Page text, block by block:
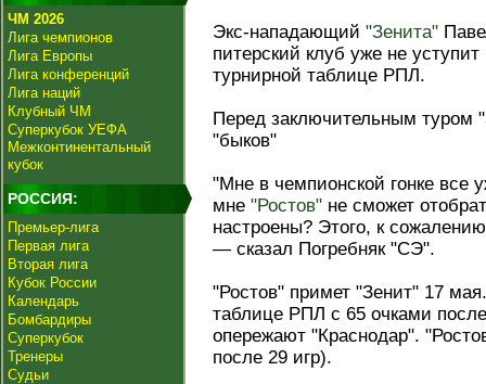
ЧМ 2026
Лига чемпионов
Лига Европы
Лига конференций
Лига наций
Клубный ЧМ
Суперкубок УЕФА
Межконтинентальный
кубок
РОССИЯ:
Премьер-лига
Первая лига
Вторая лига
Кубок России
Календарь
Бомбардиры
Суперкубок
Тренеры
Судьи
Экс-нападающий "Зенита"
питерский клуб уже не
турнирной таблице РПЛ.
Перед заключительным туром
"быков"
"Мне в чемпионской гонке все
мне "Ростов" не сможет
настроены? Этого, к
— сказал Погребняк "СЭ".
"Ростов" примет "Зенит" 17
таблице РПЛ с 65 очками
опережают "Краснодар".
после 29 игр).